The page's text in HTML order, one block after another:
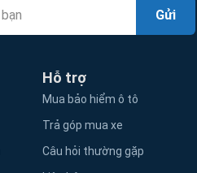
Gửi
Hỗ trợ
Mua bảo hiểm ô tô
Trả góp mua xe
Câu hỏi thường gặp